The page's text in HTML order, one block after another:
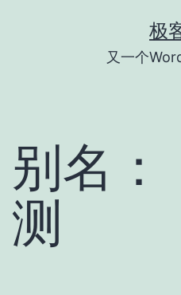
极
又一个
别名：
测